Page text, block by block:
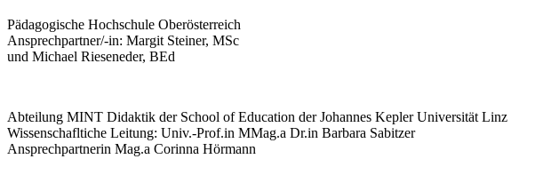
Pädagogische Hochschule Oberösterreich
Ansprechpartner/-in: Margit Steiner, MSc
und Michael Rieseneder, BEd
Abteilung MINT Didaktik der School of Education der Johannes Kepler Universität Linz
Wissenschafltiche Leitung: Univ.-Prof.in MMag.a Dr.in Barbara Sabitzer
Ansprechpartnerin Mag.a Corinna Hörmann